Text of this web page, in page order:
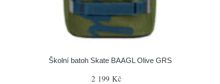
Školní batoh Skate BAAGL Olive GRS
2 199 Kč